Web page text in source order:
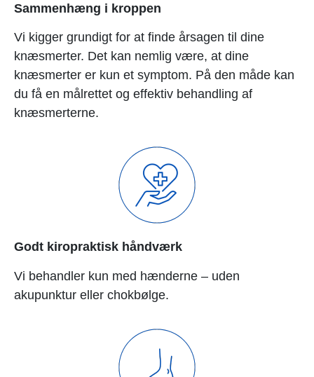
Sammenhæng i kroppen
Vi kigger grundigt for at finde årsagen til dine
knæsmerter. Det kan nemlig være, at dine
knæsmerter er kun et symptom. På den måde kan
du få en målrettet og effektiv behandling af
knæsmerterne.
Godt kiropraktisk håndværk
Vi behandler kun med hænderne – uden
akupunktur eller chokbølge.